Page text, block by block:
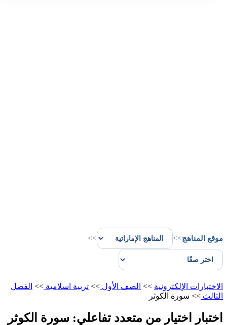
موقع المناهج>>
>>
الاختبارات الإلكترونية >> الصف الأول >> تربية اسلامية >> الفصل
الثالث >> سورة الكوثر
اختبار اختيار من متعدد تفاعلي: سورة الكوثر